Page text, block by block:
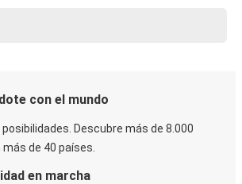
con el mundo
Descubre más de 8.000
de 40 países.
en marcha